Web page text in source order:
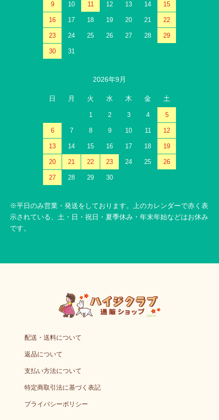
9 10 11 12 13 14 15
16 17 18 19 20 21 22
23 24 25 26 27 28 29
30 31
2026年9月
日 月 火 水 木 金 土
1 2 3 4 5
6 7 8 9 10 11 12
13 14 15 16 17 18 19
20 21 22 23 24 25 26
27 28 29 30
※平日のみ営業・発送をしております。上のカレンダーで赤く表
示されている、土・日・祝日・夏季休み・年末年始などはお休み
です。
配送・送料について
返品について
支払い方法について
特定商取引法に基づく表記
プライバシーポリシー